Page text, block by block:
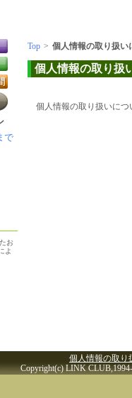
Top > 個人情報の取り扱い
個人情報の取り扱
個人情報の取り扱いにつ
で
お
よ
個人情報の取り
LINK CLUB,1994-